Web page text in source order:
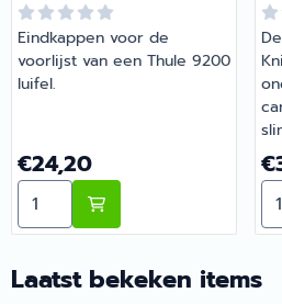
Eindkappen voor de
voorlijst van een Thule 9200
luifel.
Prijs: 24,20
€24,20
Aantal kiezen voor Thule
Laatst bekeken items